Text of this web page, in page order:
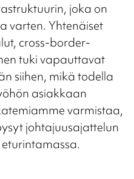
joka on
varten. Yhtenäiset
cross-border-
tuki vapauttavat
siihen, mikä todella
asiakkaan
varmistaa,
johtajuusajattelun